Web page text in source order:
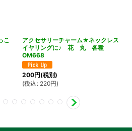
こ
アクセサリーチャーム★ネックレス
イヤリングに♪ 花 丸 各種
OM668
200円(税別)
(税込 : 220円)